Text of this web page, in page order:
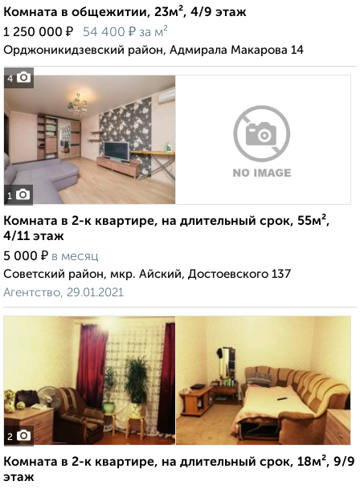
4
Комната в общежитии, 23м², 4/9 этаж
1 250 000 ₽ 54 400 ₽ за м²
Орджоникидзевский район, Адмирала Макарова 14
1
Комната в 2-к квартире, на длительный срок, 55м²,
4/11 этаж
5 000 ₽ в месяц
Советский район, мкр. Айский, Достоевского 137
Агентство, 29.01.2021
2
Комната в 2-к квартире, на длительный срок, 18м², 9/9
этаж